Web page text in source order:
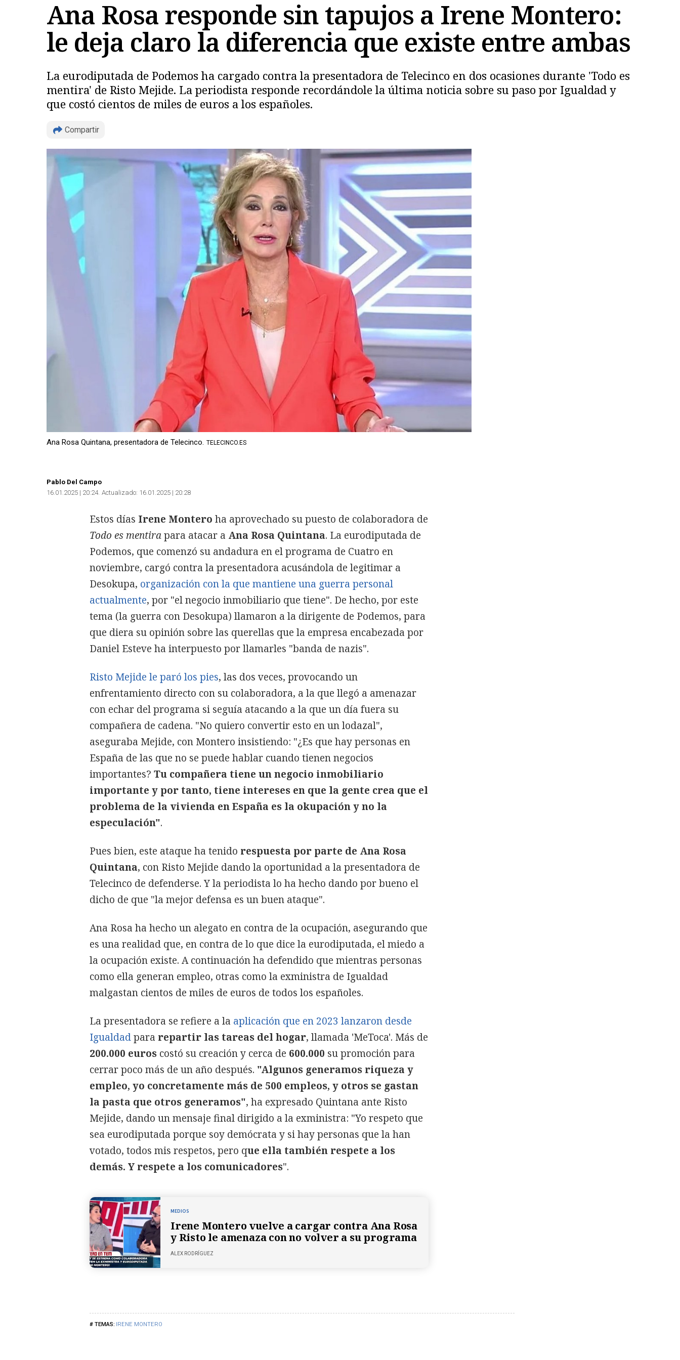
Ana Rosa responde sin tapujos a Irene Montero:
le deja claro la diferencia que existe entre ambas
La eurodiputada de Podemos ha cargado contra la presentadora de Telecinco en dos ocasiones durante 'Todo es
mentira' de Risto Mejide. La periodista responde recordándole la última noticia sobre su paso por Igualdad y
que costó cientos de miles de euros a los españoles.
Compartir
Copiar
Ana Rosa Quintana, presentadora de Telecinco. TELECINCO.ES
Pablo Del Campo
16.01.2025 | 20:24 Actualizado: 16.01.2025 | 20:28
IRENE MONTERO
Estos días Irene Montero ha aprovechado su puesto de colaboradora de
Todo es mentirapara atacar a Ana Rosa Quintana. La eurodiputada de
Podemos, que comenzó su andadura en el programa de Cuatro en
noviembre, cargó contra la presentadora acusándola de legitimar a
Desokupa, organización con la que mantiene una guerra personal
actualmente, por "el negocio inmobiliario que tiene". De hecho, por este
tema (la guerra con Desokupa) llamaron a la dirigente de Podemos, para
que diera su opinión sobre las querellas que la empresa encabezada por
Daniel Esteve ha interpuesto por llamarles "banda de nazis".
Risto Mejide le paró los pies, las dos veces, provocando un
enfrentamiento directo con su colaboradora, a la que llegó a amenazar
con echar del programa si seguía atacando a la que un día fuera su
compañera de cadena. "No quiero convertir esto en un lodazal",
aseguraba Mejide, con Montero insistiendo: "¿Es que hay personas en
España de las que no se puede hablar cuando tienen negocios
importantes? Tu compañera tiene un negocio inmobiliario
importante y por tanto, tiene intereses en que la gente crea que el
problema de la vivienda en España es la okupación y no la
especulación".
Pues bien, este ataque ha tenido respuesta por parte de Ana Rosa
Quintana, con Risto Mejide dando la oportunidad a la presentadora de
Telecinco de defenderse. Y la periodista lo ha hecho dando por bueno el
dicho de que "la mejor defensa es un buen ataque".
Ana Rosa ha hecho un alegato en contra de la ocupación, asegurando que
es una realidad que, en contra de lo que dice la eurodiputada, el miedo a
la ocupación existe. A continuación ha defendido que mientras personas
como ella generan empleo, otras como la exministra de Igualdad
malgastan cientos de miles de euros de todos los españoles.
La presentadora se refiere a la aplicación que en 2023 lanzaron desde
Igualdadpara repartir las tareas del hogar, llamada 'MeToca'. Más de
200.000 euros costó su creación y cerca de 600.000 su promoción para
cerrar poco más de un año después. "Algunos generamos riqueza y
empleo, yo concretamente más de 500 empleos, y otros se gastan
la pasta que otros generamos", ha expresado Quintana ante Risto
Mejide, dando un mensaje final dirigido a la exministra: "Yo respeto que
sea eurodiputada porque soy demócrata y si hay personas que la han
votado, todos mis respetos, pero que ella también respete a los
demás. Y respete a los comunicadores".
MEDIOS
Irene Montero vuelve a cargar contra Ana Rosa
y Risto le amenaza con no volver a su programa
ALEX RODRÍGUEZ